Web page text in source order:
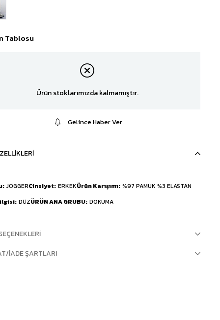
Tablosu
Ürün stoklarımızda kalmamıştır.
Gelince Haber Ver
JOGGERCinsiyet ERKEKÜrün Karışımı %97 PAMUK %3 ELASTAN
DÜZÜRÜN ANA GRUBU DOKUMA
İADE ŞARTLARI